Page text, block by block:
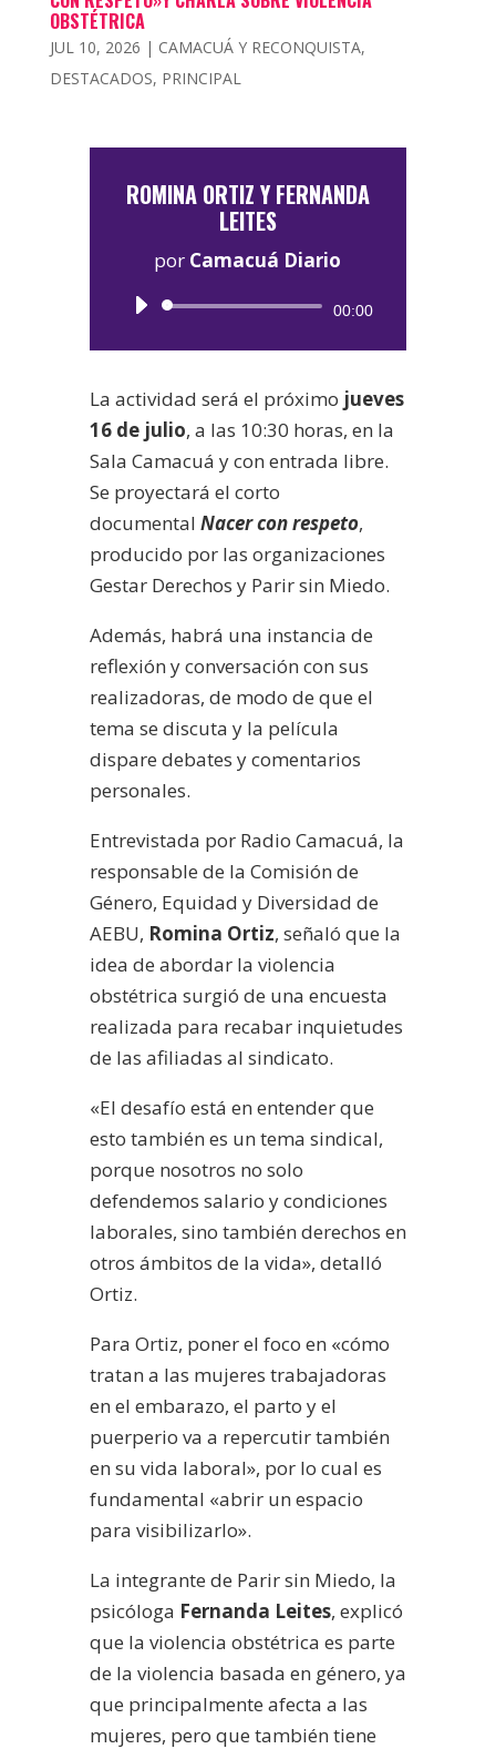
OBSTÉTRICA
JUL 10, 2026 | CAMACUÁ Y RECONQUISTA,
DESTACADOS, PRINCIPAL
ROMINA ORTIZ Y FERNANDA
LEITES
por Camacuá Diario
Reproductor
00:00
La actividad será el próximo jueves
16 de julio, a las 10:30 horas, en la
Sala Camacuá y con entrada libre.
Se proyectará el corto
documental Nacer con respeto,
producido por las organizaciones
Gestar Derechos y Parir sin Miedo.
Además, habrá una instancia de
reflexión y conversación con sus
realizadoras, de modo de que el
tema se discuta y la película
dispare debates y comentarios
personales.
Entrevistada por Radio Camacuá, la
responsable de la Comisión de
Género, Equidad y Diversidad de
AEBU, Romina Ortiz, señaló que la
idea de abordar la violencia
obstétrica surgió de una encuesta
realizada para recabar inquietudes
de las afiliadas al sindicato.
«El desafío está en entender que
esto también es un tema sindical,
porque nosotros no solo
defendemos salario y condiciones
laborales, sino también derechos en
otros ámbitos de la vida», detalló
Ortiz.
Para Ortiz, poner el foco en «cómo
tratan a las mujeres trabajadoras
en el embarazo, el parto y el
puerperio va a repercutir también
en su vida laboral», por lo cual es
fundamental «abrir un espacio
para visibilizarlo».
La integrante de Parir sin Miedo, la
psicóloga Fernanda Leites, explicó
que la violencia obstétrica es parte
de la violencia basada en género, ya
que principalmente afecta a las
mujeres, pero que también tiene